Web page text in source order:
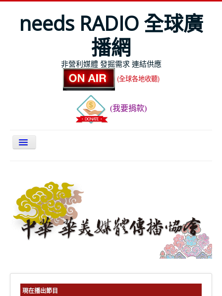
needs RADIO 全球廣
播網
非營利媒體 發掘需求 連結供應
(全球各地收聽)
(我要捐款)
今日最新
節目表
全球Live收聽
needs 專欄
線上捐款
現在播出節目